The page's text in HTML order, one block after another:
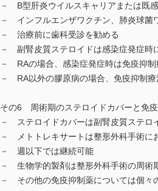
－ B型肝炎ウイルスキャリアまたは既
－ インフルエンザワクチン、肺炎球菌
－ 治療前に歯科受診を勧める
－ 副腎皮質ステロイドは感染症発症時
－ RAの場合、感染症発症時は免疫抑制
－ RA以外の膠原病の場合、免疫抑制
その6 周術期のステロイドカバーと免
－ ステロイドカバーは副腎皮質ステロ
－ メトトレキサートは整形外科手術に
－ 週以下では継続可能
－ 生物学的製剤は整形外科手術の周術
－ その他の免疫抑制薬については個々